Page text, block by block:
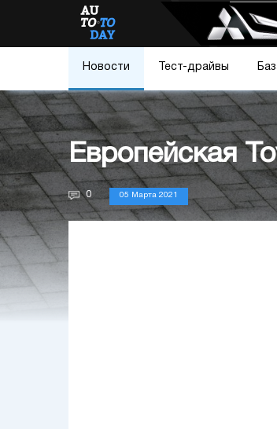
Новости Тест-драйвы
Европейская
0 05 Марта 2021